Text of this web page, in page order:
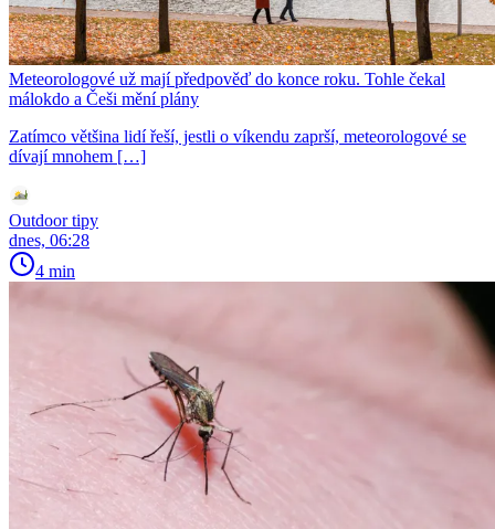
Meteorologové už mají předpověď do konce roku. Tohle čekal
málokdo a Češi mění plány
Zatímco většina lidí řeší, jestli o víkendu zaprší, meteorologové se
dívají mnohem […]
Outdoor tipy
dnes, 06:28
4 min